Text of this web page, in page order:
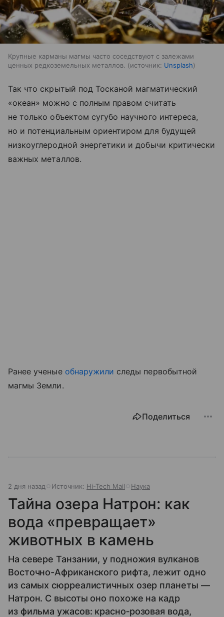
Крупные карманы магмы часто соседствуют с залежами
ценных редкоземельных металлов.
источник: Unsplash
Так что скрытый под Тосканой магматический
«океан» можно с полным правом считать
не только объектом сугубо научного интереса,
но и потенциальным ориентиром для будущей
низкоуглеродной энергетики и добычи критически
важных металлов.
Ранее ученые обнаружили следы первобытной
магмы Земли.
Поделиться
2 дня назад Источник: Hi-Tech Mail Наука
Тайна озера Натрон: как
вода «превращает»
животных в камень
На севере Танзании, у подножия вулканов
Восточно-Африканского рифта, лежит одно
из самых сюрреалистичных озер планеты —
Натрон. С высоты оно похоже на кадр
из фильма ужасов: красно‑розовая вода,